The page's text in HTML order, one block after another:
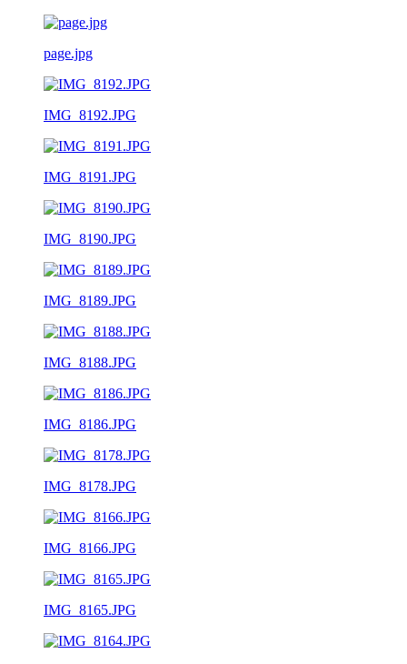
page.jpg
IMG_8192.JPG
IMG_8191.JPG
IMG_8190.JPG
IMG_8189.JPG
IMG_8188.JPG
IMG_8186.JPG
IMG_8178.JPG
IMG_8166.JPG
IMG_8165.JPG